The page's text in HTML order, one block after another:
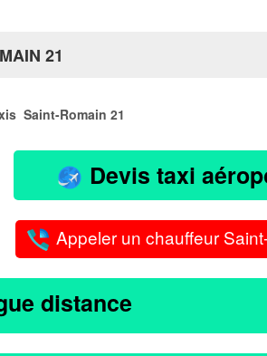
21
Saint-Romain 21
Devis taxi
Appeler un chauffeur
distance